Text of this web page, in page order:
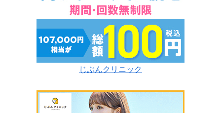
じぶんクリニック